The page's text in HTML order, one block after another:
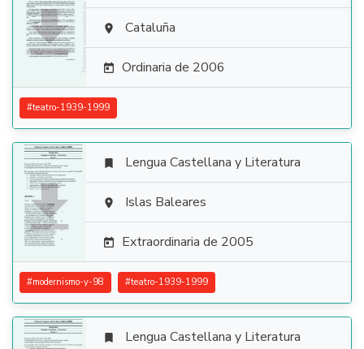
  Cataluña
 Ordinaria de 2006
#teatro-1939-1999

 Lengua Castellana y Literatura
 Islas Baleares
 Extraordinaria de 2005
#modernismo-y-98 #teatro-1939-1999
 Lengua Castellana y Literatura